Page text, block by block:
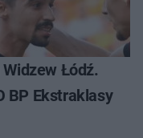
Łódź.
BP Ekstraklasy